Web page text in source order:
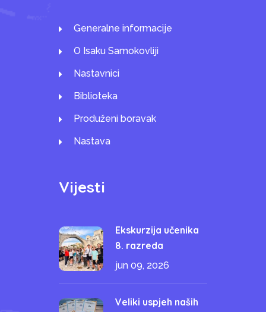
Generalne informacije
O Isaku Samokovliji
Nastavnici
Biblioteka
Produženi boravak
Nastava
Vijesti
Ekskurzija učenika
8. razreda
jun 09, 2026
Veliki uspjeh naših